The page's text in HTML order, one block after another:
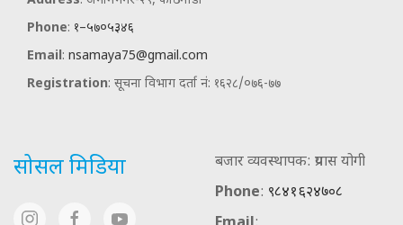
Phone: १–५७०५३४६
Email: nsamaya75@gmail.com
Registration: सूचना विभाग दर्ता नं: १६२८/०७६-७७
सोसल मिडिया
बजार व्यवस्थापक: प्रयास योगी
Phone: ९८४१६२४७०८